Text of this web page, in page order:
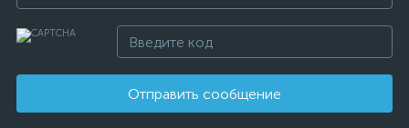
Отправить сообщение